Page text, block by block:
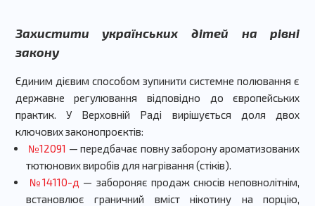
Захистити українських дітей на рівні
закону
Єдиним дієвим способом зупинити системне полювання є
державне регулювання відповідно до європейських
практик. У Верховній Раді вирішується доля двох
ключових законопроєктів:
№12091 — передбачає повну заборону ароматизованих
тютюнових виробів для нагрівання (стіків).
№14110-д — забороняє продаж снюсів неповнолітнім,
встановлює граничний вміст нікотину на порцію,